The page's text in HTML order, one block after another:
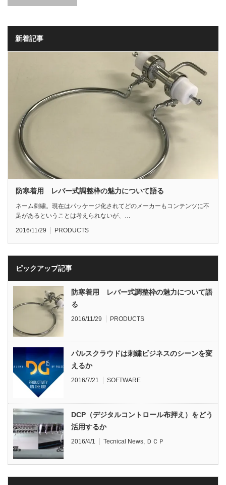
新着記事
防寒着用 レバー式調整枠の魅力について語る
ネーム刺繍。現在はパッケージ化されてどのメーカーもコンテンツに不
足があるということは考えられないが、…
2016/11/29 PRODUCTS
ピックアップ記事
防寒着用 レバー式調整枠の魅力について語
る
2016/11/29 PRODUCTS
パルスクラウドは刺繍ビジネスのシーンを変
えるか
2016/7/21 SOFTWARE
DCP（デジタルコントロール布押え）をどう
活用するか
2016/4/1 Tecnical News, ＤＣＰ